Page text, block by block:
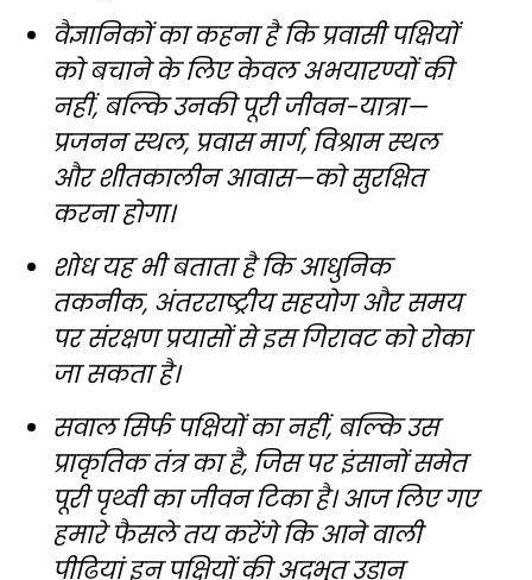
वैज्ञानिकों का कहना है कि प्रवासी पक्षियों
को बचाने के लिए केवल अभयारण्यों की
नहीं, बल्कि उनकी पूरी जीवन-यात्रा—
प्रजनन स्थल, प्रवास मार्ग, विश्राम स्थल
और शीतकालीन आवास—को सुरक्षित
करना होगा।
शोध यह भी बताता है कि आधुनिक
तकनीक, अंतरराष्ट्रीय सहयोग और समय
पर संरक्षण प्रयासों से इस गिरावट को रोका
जा सकता है।
सवाल सिर्फ पक्षियों का नहीं, बल्कि उस
प्राकृतिक तंत्र का है, जिस पर इंसानों समेत
पूरी पृथ्वी का जीवन टिका है। आज लिए गए
हमारे फैसले तय करेंगे कि आने वाली
पीढ़ियां इन पक्षियों की अद्भुत उड़ान